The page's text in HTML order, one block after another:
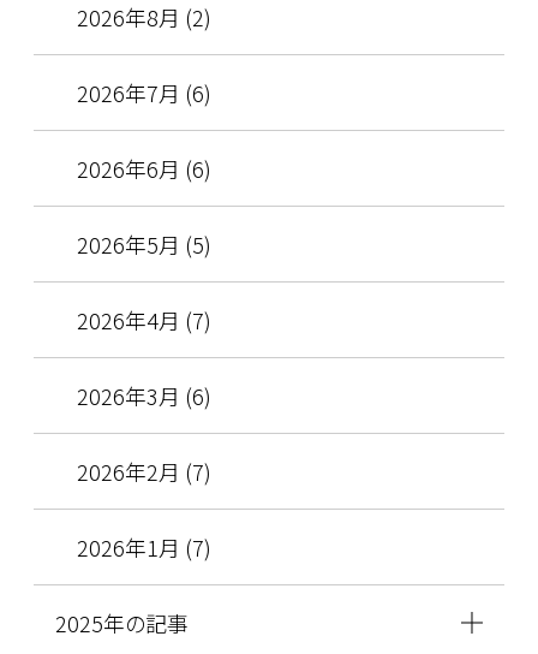
2026年8月 (2)
2026年7月 (6)
2026年6月 (6)
2026年5月 (5)
2026年4月 (7)
2026年3月 (6)
2026年2月 (7)
2026年1月 (7)
2025年の記事